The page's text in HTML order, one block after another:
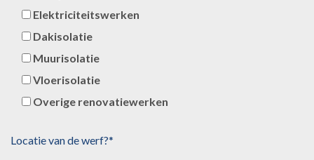
Elektriciteitswerken
Dakisolatie
Muurisolatie
Vloerisolatie
Overige renovatiewerken
Locatie van de werf?*